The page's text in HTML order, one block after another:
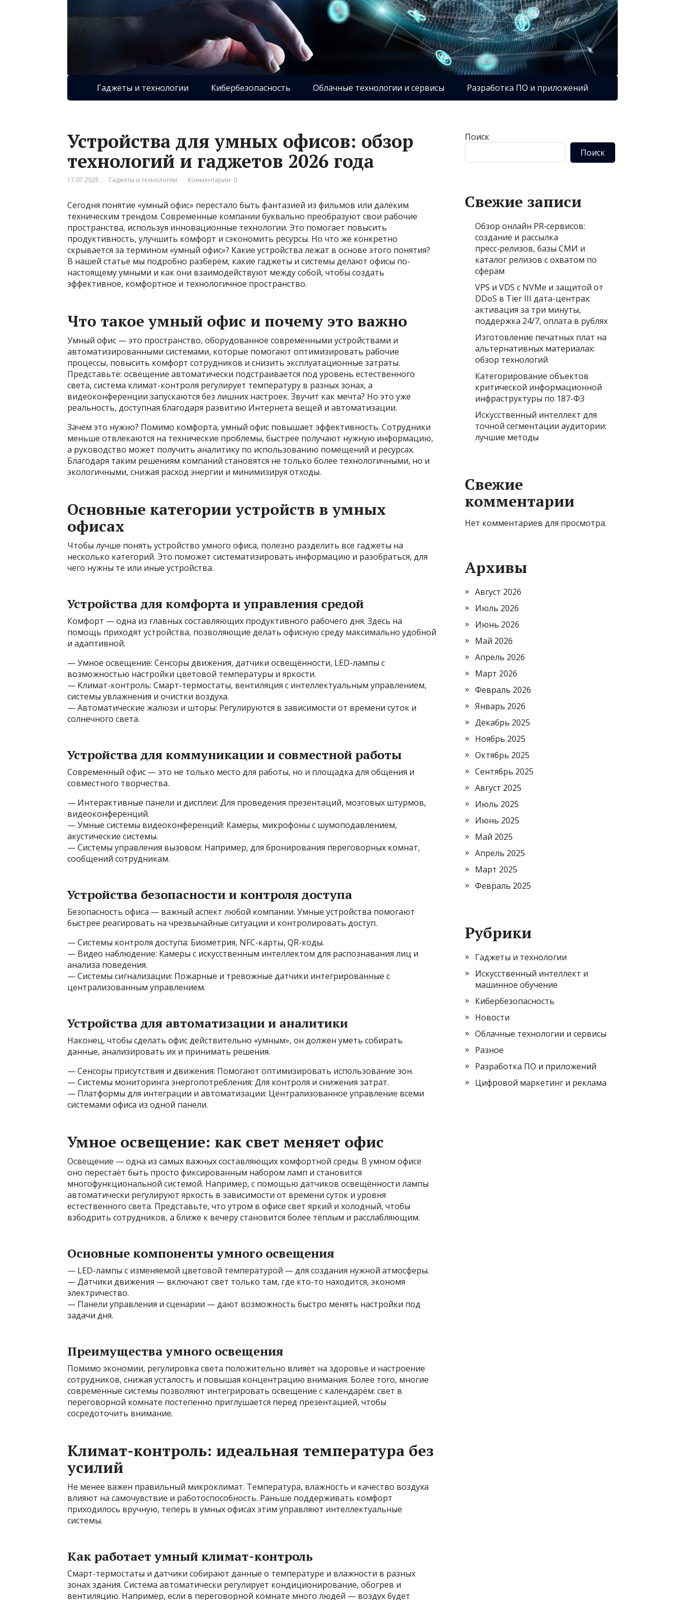
Гаджеты и технологии Кибербезопасность Облачные технологии и сервисы Разработка ПО и приложений
Устройства для умных офисов: обзор
технологий и гаджетов 2026 года
17.07.2025 Гаджеты и технологии Комментарии: 0
Сегодня понятие «умный офис» перестало быть фантазией из фильмов или далёким
техническим трендом. Современные компании буквально преобразуют свои рабочие
пространства, используя инновационные технологии. Это помогает повысить
продуктивность, улучшить комфорт и сэкономить ресурсы. Но что же конкретно
скрывается за термином «умный офис»? Какие устройства лежат в основе этого понятия?
В нашей статье мы подробно разберём, какие гаджеты и системы делают офисы по-
настоящему умными и как они взаимодействуют между собой, чтобы создать
эффективное, комфортное и технологичное пространство.
Что такое умный офис и почему это важно
Умный офис — это пространство, оборудованное современными устройствами и
автоматизированными системами, которые помогают оптимизировать рабочие
процессы, повысить комфорт сотрудников и снизить эксплуатационные затраты.
Представьте: освещение автоматически подстраивается под уровень естественного
света, система климат-контроля регулирует температуру в разных зонах, а
видеоконференции запускаются без лишних настроек. Звучит как мечта? Но это уже
реальность, доступная благодаря развитию Интернета вещей и автоматизации.
Зачем это нужно? Помимо комфорта, умный офис повышает эффективность. Сотрудники
меньше отвлекаются на технические проблемы, быстрее получают нужную информацию,
а руководство может получить аналитику по использованию помещений и ресурсах.
Благодаря таким решениям компаний становятся не только более технологичными, но и
экологичными, снижая расход энергии и минимизируя отходы.
Основные категории устройств в умных
офисах
Чтобы лучше понять устройство умного офиса, полезно разделить все гаджеты на
несколько категорий. Это поможет систематизировать информацию и разобраться, для
чего нужны те или иные устройства.
Устройства для комфорта и управления средой
Комфорт — одна из главных составляющих продуктивного рабочего дня. Здесь на
помощь приходят устройства, позволяющие делать офисную среду максимально удобной
и адаптивной.
— Умное освещение: Сенсоры движения, датчики освещённости, LED-лампы с
возможностью настройки цветовой температуры и яркости.
— Климат-контроль: Смарт-термостаты, вентиляция с интеллектуальным управлением,
системы увлажнения и очистки воздуха.
— Автоматические жалюзи и шторы: Регулируются в зависимости от времени суток и
солнечного света.
Устройства для коммуникации и совместной работы
Современный офис — это не только место для работы, но и площадка для общения и
совместного творчества.
— Интерактивные панели и дисплеи: Для проведения презентаций, мозговых штурмов,
видеоконференций.
— Умные системы видеоконференций: Камеры, микрофоны с шумоподавлением,
акустические системы.
— Системы управления вызовом: Например, для бронирования переговорных комнат,
сообщений сотрудникам.
Устройства безопасности и контроля доступа
Безопасность офиса — важный аспект любой компании. Умные устройства помогают
быстрее реагировать на чрезвычайные ситуации и контролировать доступ.
— Системы контроля доступа: Биометрия, NFC-карты, QR-коды.
— Видео наблюдение: Камеры с искусственным интеллектом для распознавания лиц и
анализа поведения.
— Системы сигнализации: Пожарные и тревожные датчики интегрированные с
централизованным управлением.
Устройства для автоматизации и аналитики
Наконец, чтобы сделать офис действительно «умным», он должен уметь собирать
данные, анализировать их и принимать решения.
— Сенсоры присутствия и движения: Помогают оптимизировать использование зон.
— Системы мониторинга энергопотребления: Для контроля и снижения затрат.
— Платформы для интеграции и автоматизации: Централизованное управление всеми
системами офиса из одной панели.
Умное освещение: как свет меняет офис
Освещение — одна из самых важных составляющих комфортной среды. В умном офисе
оно перестаёт быть просто фиксированным набором ламп и становится
многофункциональной системой. Например, с помощью датчиков освещённости лампы
автоматически регулируют яркость в зависимости от времени суток и уровня
естественного света. Представьте, что утром в офисе свет яркий и холодный, чтобы
взбодрить сотрудников, а ближе к вечеру становится более тёплым и расслабляющим.
Основные компоненты умного освещения
— LED-лампы с изменяемой цветовой температурой — для создания нужной атмосферы.
— Датчики движения — включают свет только там, где кто-то находится, экономя
электричество.
— Панели управления и сценарии — дают возможность быстро менять настройки под
задачи дня.
Преимущества умного освещения
Помимо экономии, регулировка света положительно влияет на здоровье и настроение
сотрудников, снижая усталость и повышая концентрацию внимания. Более того, многие
современные системы позволяют интегрировать освещение с календарём: свет в
переговорной комнате постепенно приглушается перед презентацией, чтобы
сосредоточить внимание.
Климат-контроль: идеальная температура без
усилий
Не менее важен правильный микроклимат. Температура, влажность и качество воздуха
влияют на самочувствие и работоспособность. Раньше поддерживать комфорт
приходилось вручную, теперь в умных офисах этим управляют интеллектуальные
системы.
Как работает умный климат-контроль
Смарт-термостаты и датчики собирают данные о температуре и влажности в разных
зонах здания. Система автоматически регулирует кондиционирование, обогрев и
вентиляцию. Например, если в переговорной комнате много людей — воздух будет
Поиск
Поиск
Свежие записи
Обзор онлайн PR‑сервисов:
создание и рассылка
пресс‑релизов, базы СМИ и
каталог релизов с охватом по
сферам
VPS и VDS с NVMe и защитой от
DDoS в Tier III дата-центрах:
активация за три минуты,
поддержка 24/7, оплата в рублях
Изготовление печатных плат на
альтернативных материалах:
обзор технологий
Категорирование объектов
критической информационной
инфраструктуры по 187-ФЗ
Искусственный интеллект для
точной сегментации аудитории:
лучшие методы
Свежие
комментарии
Нет комментариев для просмотра.
Архивы
Август 2026
Июль 2026
Июнь 2026
Май 2026
Апрель 2026
Март 2026
Февраль 2026
Январь 2026
Декабрь 2025
Ноябрь 2025
Октябрь 2025
Сентябрь 2025
Август 2025
Июль 2025
Июнь 2025
Май 2025
Апрель 2025
Март 2025
Февраль 2025
Рубрики
Гаджеты и технологии
Искусственный интеллект и
машинное обучение
Кибербезопасность
Новости
Облачные технологии и сервисы
Разное
Разработка ПО и приложений
Цифровой маркетинг и реклама